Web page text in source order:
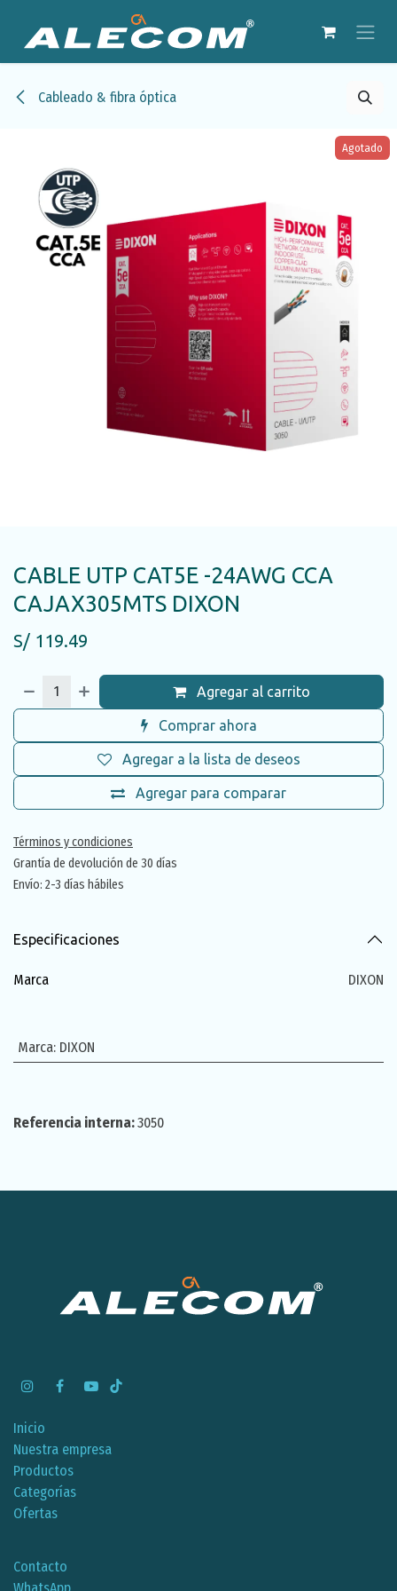
Cableado & fibra óptica
Agotado
CABLE UTP CAT5E -24AWG CCA
CAJAX305MTS DIXON
S/ 119.49
Agregar al carrito
Comprar ahora
Agregar para comparar
Agregar a la lista de deseos
Términos y condiciones
Grantía de devolución de 30 días
Envío: 2-3 días hábiles
Especificaciones
Marca DIXON
Marca: DIXON
Referencia interna:3050
Inicio
Nuestra empresa
Productos
Categorías
Ofertas
Contacto